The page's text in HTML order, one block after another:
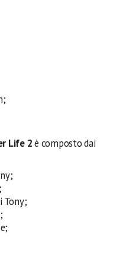
Life 2è composto dai
Tony;